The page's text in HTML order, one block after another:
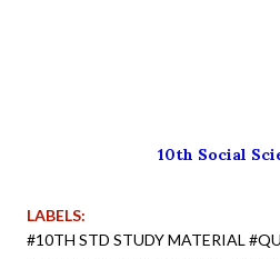
10th Social
LABELS:
#10TH STD STUDY MATERIAL